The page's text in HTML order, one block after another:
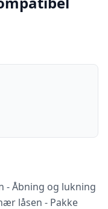
- Åbning og lukning
låsen - Pakke